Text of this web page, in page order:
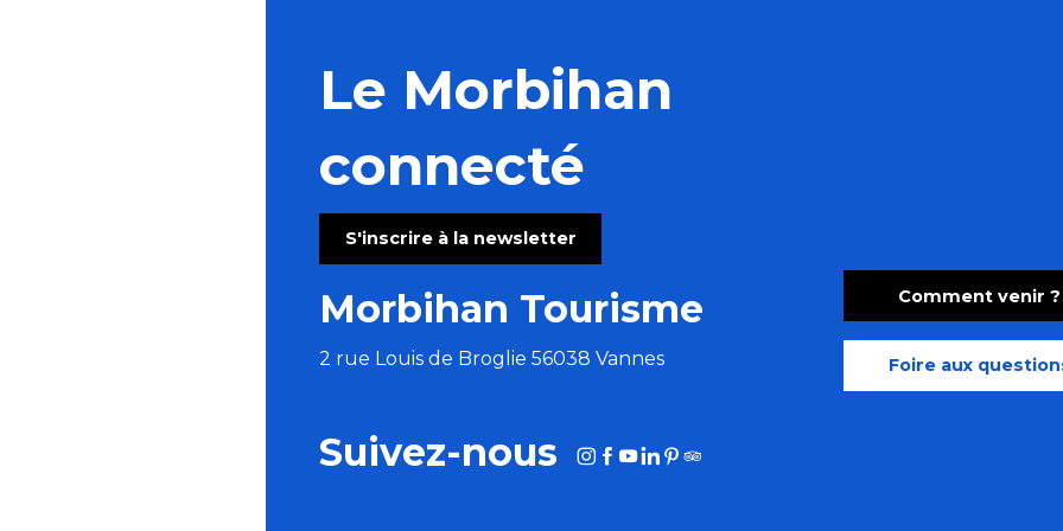
Le Morbihan
connecté
S'inscrire à la newsletter
Morbihan Tourisme
2 rue Louis de Broglie 56038 Vannes
Comment venir ?
Foire aux
Suivez-nous